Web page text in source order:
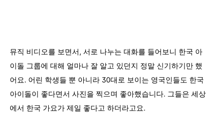
뮤직 비디오를 보면서, 서로 나누는 대화를 들어보니 한국 아
이돌 그룹에 대해 얼마나 잘 알고 있던지 정말 신기하기만 했
어요. 어린 학생들 뿐 아니라 30대로 보이는 영국인들도 한국
아이돌이 좋다면서 사진을 찍으며 좋아했습니다. 그들은 세상
에서 한국 가요가 제일 좋다고 하더라고요.